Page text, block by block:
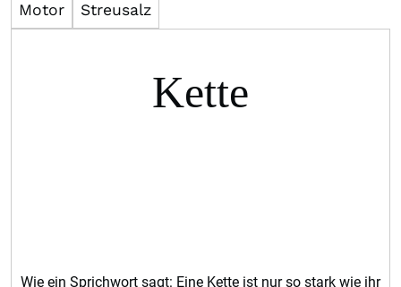
Motor Streusalz
Kette
Wie ein Sprichwort sagt: Eine Kette ist nur so stark wie ihr